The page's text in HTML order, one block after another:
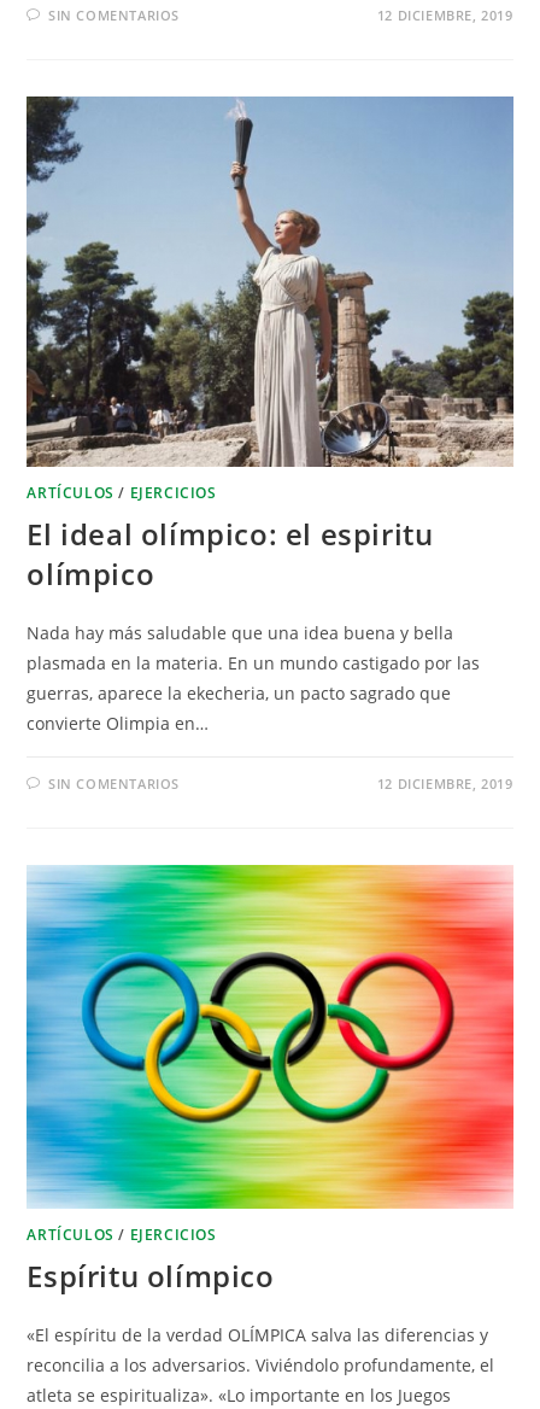
SIN COMENTARIOS 12 DICIEMBRE, 2019
ARTÍCULOS / EJERCICIOS
El ideal olímpico: el espiritu
olímpico
Nada hay más saludable que una idea buena y bella
plasmada en la materia. En un mundo castigado por las
guerras, aparece la ekecheria, un pacto sagrado que
convierte Olimpia en…
SIN COMENTARIOS 12 DICIEMBRE, 2019
ARTÍCULOS / EJERCICIOS
Espíritu olímpico
«El espíritu de la verdad OLÍMPICA salva las diferencias y
reconcilia a los adversarios. Viviéndolo profundamente, el
atleta se espiritualiza». «Lo importante en los Juegos